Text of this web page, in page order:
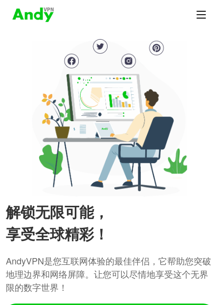
解锁无限可能，
享受全球精彩！
AndyVPN是您互联网体验的最佳伴侣，它帮助您突破
地理边界和网络屏障。让您可以尽情地享受这个无界
限的数字世界！